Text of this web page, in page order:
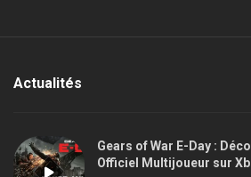
Actualités
Gears of War E-Day :
Officiel Multijoueur sur